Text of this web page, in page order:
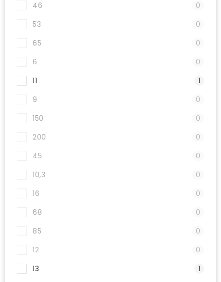
46
0
53
0
65
0
6
0
11
1
9
0
150
0
200
0
45
0
10,3
0
16
0
68
0
85
0
12
0
13
1